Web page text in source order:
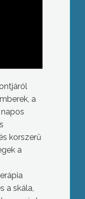
a
korszerű
a
a skála,